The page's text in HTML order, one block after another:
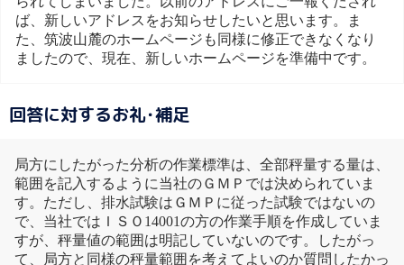
ば、新しいアドレスをお知らせしたいと思います。ま
た、筑波山麓のホームページも同様に修正できなくなり
ましたので、現在、新しいホームページを準備中です。
回答に対するお礼･補足
局方にしたがった分析の作業標準は、全部秤量する量は、
範囲を記入するように当社のＧＭＰでは決められていま
す。ただし、排水試験はＧＭＰに従った試験ではないの
で、当社ではＩＳＯ14001の方の作業手順を作成していま
すが、秤量値の範囲は明記していないのです。したがっ
て、局方と同様の秤量範囲を考えてよいのか質問したかっ